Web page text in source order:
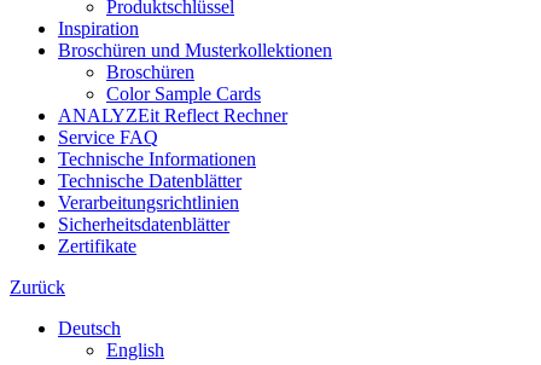
Produktschlüssel
Inspiration
Broschüren und Musterkollektionen
Broschüren
Color Sample Cards
ANALYZEit Reflect Rechner
Service FAQ
Technische Informationen
Technische Datenblätter
Verarbeitungsrichtlinien
Sicherheitsdatenblätter
Zertifikate
Zurück
Deutsch
English